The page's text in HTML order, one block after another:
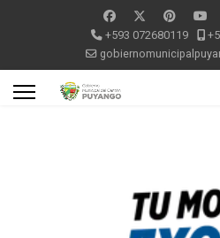
+593 072680119